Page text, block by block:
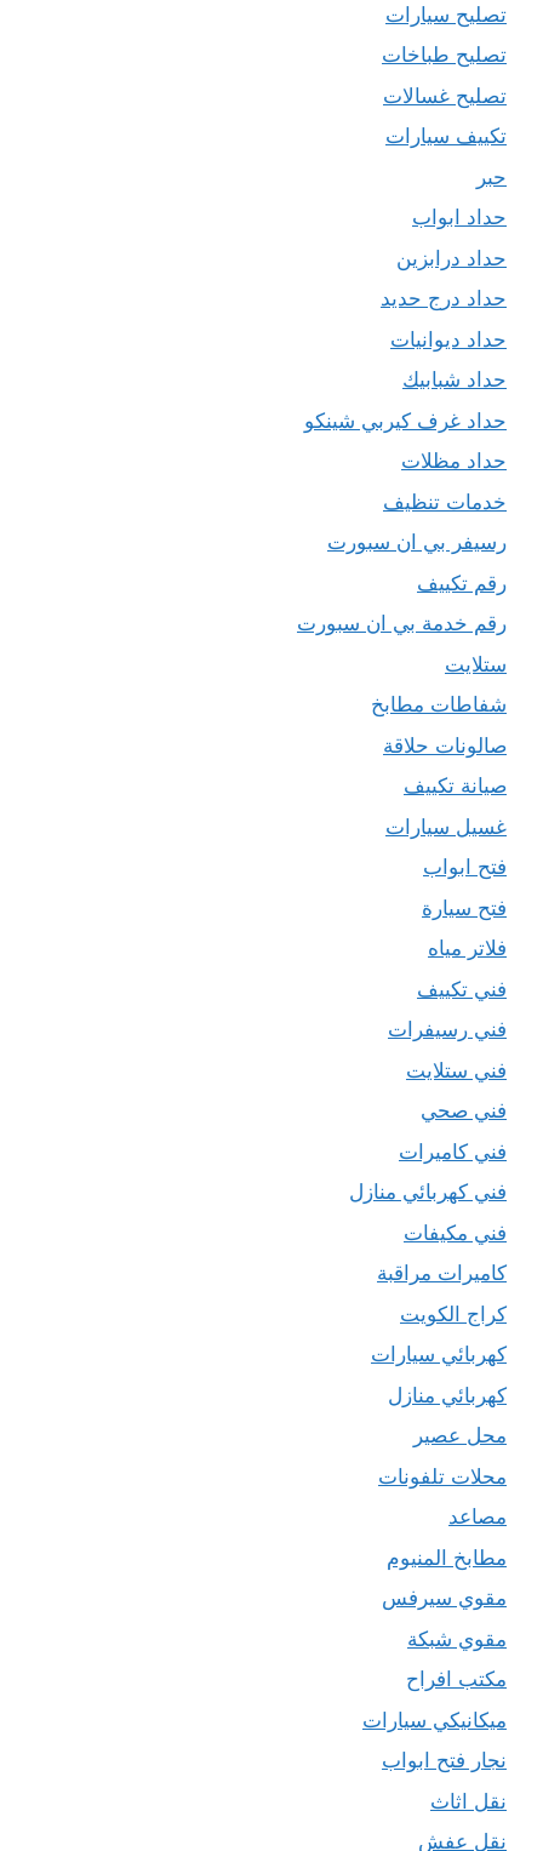
تصليح سيارات
تصليح طباخات
تصليح غسالات
تكييف سيارات
حبر
حداد ابواب
حداد درابزين
حداد درج حديد
حداد ديوانيات
حداد شبابيك
حداد غرف كيربي شينكو
حداد مظلات
خدمات تنظيف
رسيفر بي ان سبورت
رقم تكييف
رقم خدمة بي ان سبورت
ستلايت
شفاطات مطابخ
صالونات حلاقة
صيانة تكييف
غسيل سيارات
فتح ابواب
فتح سيارة
فلاتر مياه
فني تكييف
فني رسيفرات
فني ستلايت
فني صحي
فني كاميرات
فني كهربائي منازل
فني مكيفات
كاميرات مراقبة
كراج الكويت
كهربائي سيارات
كهربائي منازل
محل عصير
محلات تلفونات
مصاعد
مطابخ المنيوم
مقوي سيرفس
مقوي شبكة
مكتب افراح
ميكانيكي سيارات
نجار فتح ابواب
نقل اثاث
نقل عفش